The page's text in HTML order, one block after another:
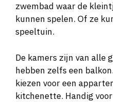
zwembad waar de
kunnen spelen. Of ze
speeltuin.
De kamers zijn van alle
hebben zelfs een
kiezen voor een
kitchenette. Handig